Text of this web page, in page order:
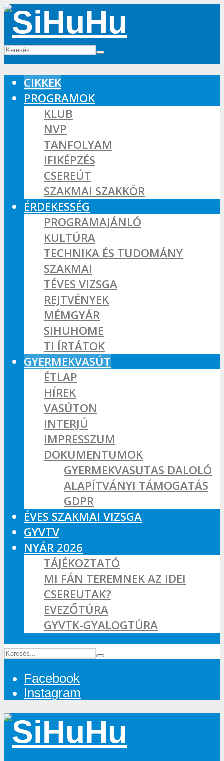
CIKKEK
PROGRAMOK
KLUB
NVP
TANFOLYAM
IFIKÉPZÉS
CSEREÚT
SZAKMAI SZAKKÖR
ÉRDEKESSÉG
PROGRAMAJÁNLÓ
KULTÚRA
TECHNIKA ÉS TUDOMÁNY
SZAKMAI
TÉVES VIZSGA
REJTVÉNYEK
MÉMGYÁR
SIHUHOME
TI ÍRTÁTOK
GYERMEKVASÚT
ÉTLAP
HÍREK
VASÚTON
INTERJÚ
IMPRESSZUM
DOKUMENTUMOK
GYERMEKVASUTAS DALOLÓ
ALAPÍTVÁNYI TÁMOGATÁS
GDPR
ÉVES SZAKMAI VIZSGA
GYVTV
NYÁR 2026
TÁJÉKOZTATÓ
MI FÁN TEREMNEK AZ IDEI
CSEREUTAK?
EVEZŐTÚRA
GYVTK-GYALOGTÚRA
Facebook
Instagram